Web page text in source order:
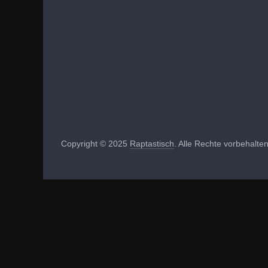
Copyright © 2025 Raptastisch . Alle Rechte